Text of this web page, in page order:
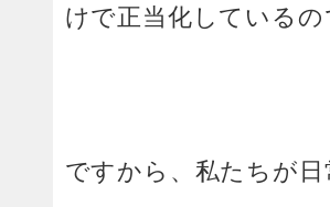
けで正当化しているの
ですから、私たちが日